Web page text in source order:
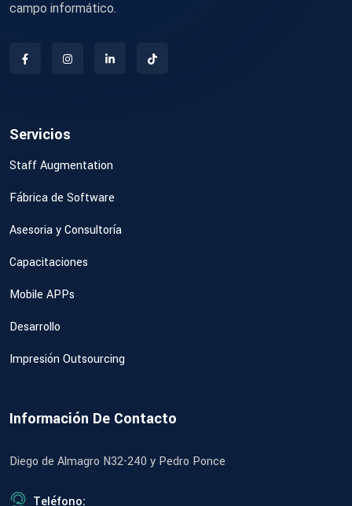
campo informático.
Servicios
Staff Augmentation
Fábrica de Software
Asesoria y Consultoría
Capacitaciones
Mobile APPs
Desarrollo
Impresión Outsourcing
Información De Contacto
Diego de Almagro N32-240 y Pedro Ponce
Teléfono: